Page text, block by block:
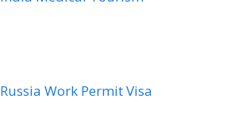
Russia Work Permit Visa